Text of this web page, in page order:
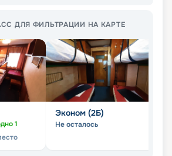
ДЛЯ ФИЛЬТРАЦИИ НА КАРТЕ
1
Эконом (2Б)
Не осталось